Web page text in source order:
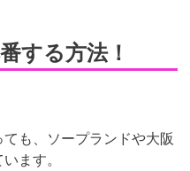
する方法！
も、ソープランドや大阪
ます。